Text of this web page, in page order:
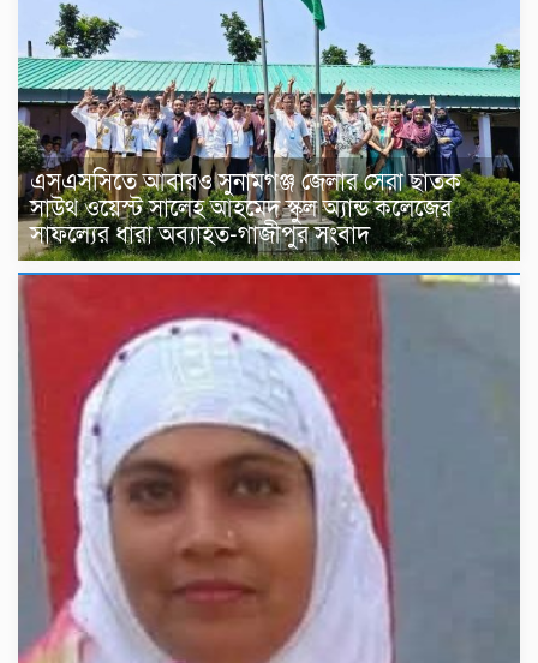
এসএসসিতে আবারও সুনামগঞ্জ জেলার সেরা ছাতক
সাউথ ওয়েস্ট সালেহ আহমেদ স্কুল অ্যান্ড কলেজের
সাফল্যের ধারা অব্যাহত-গাজীপুর সংবাদ